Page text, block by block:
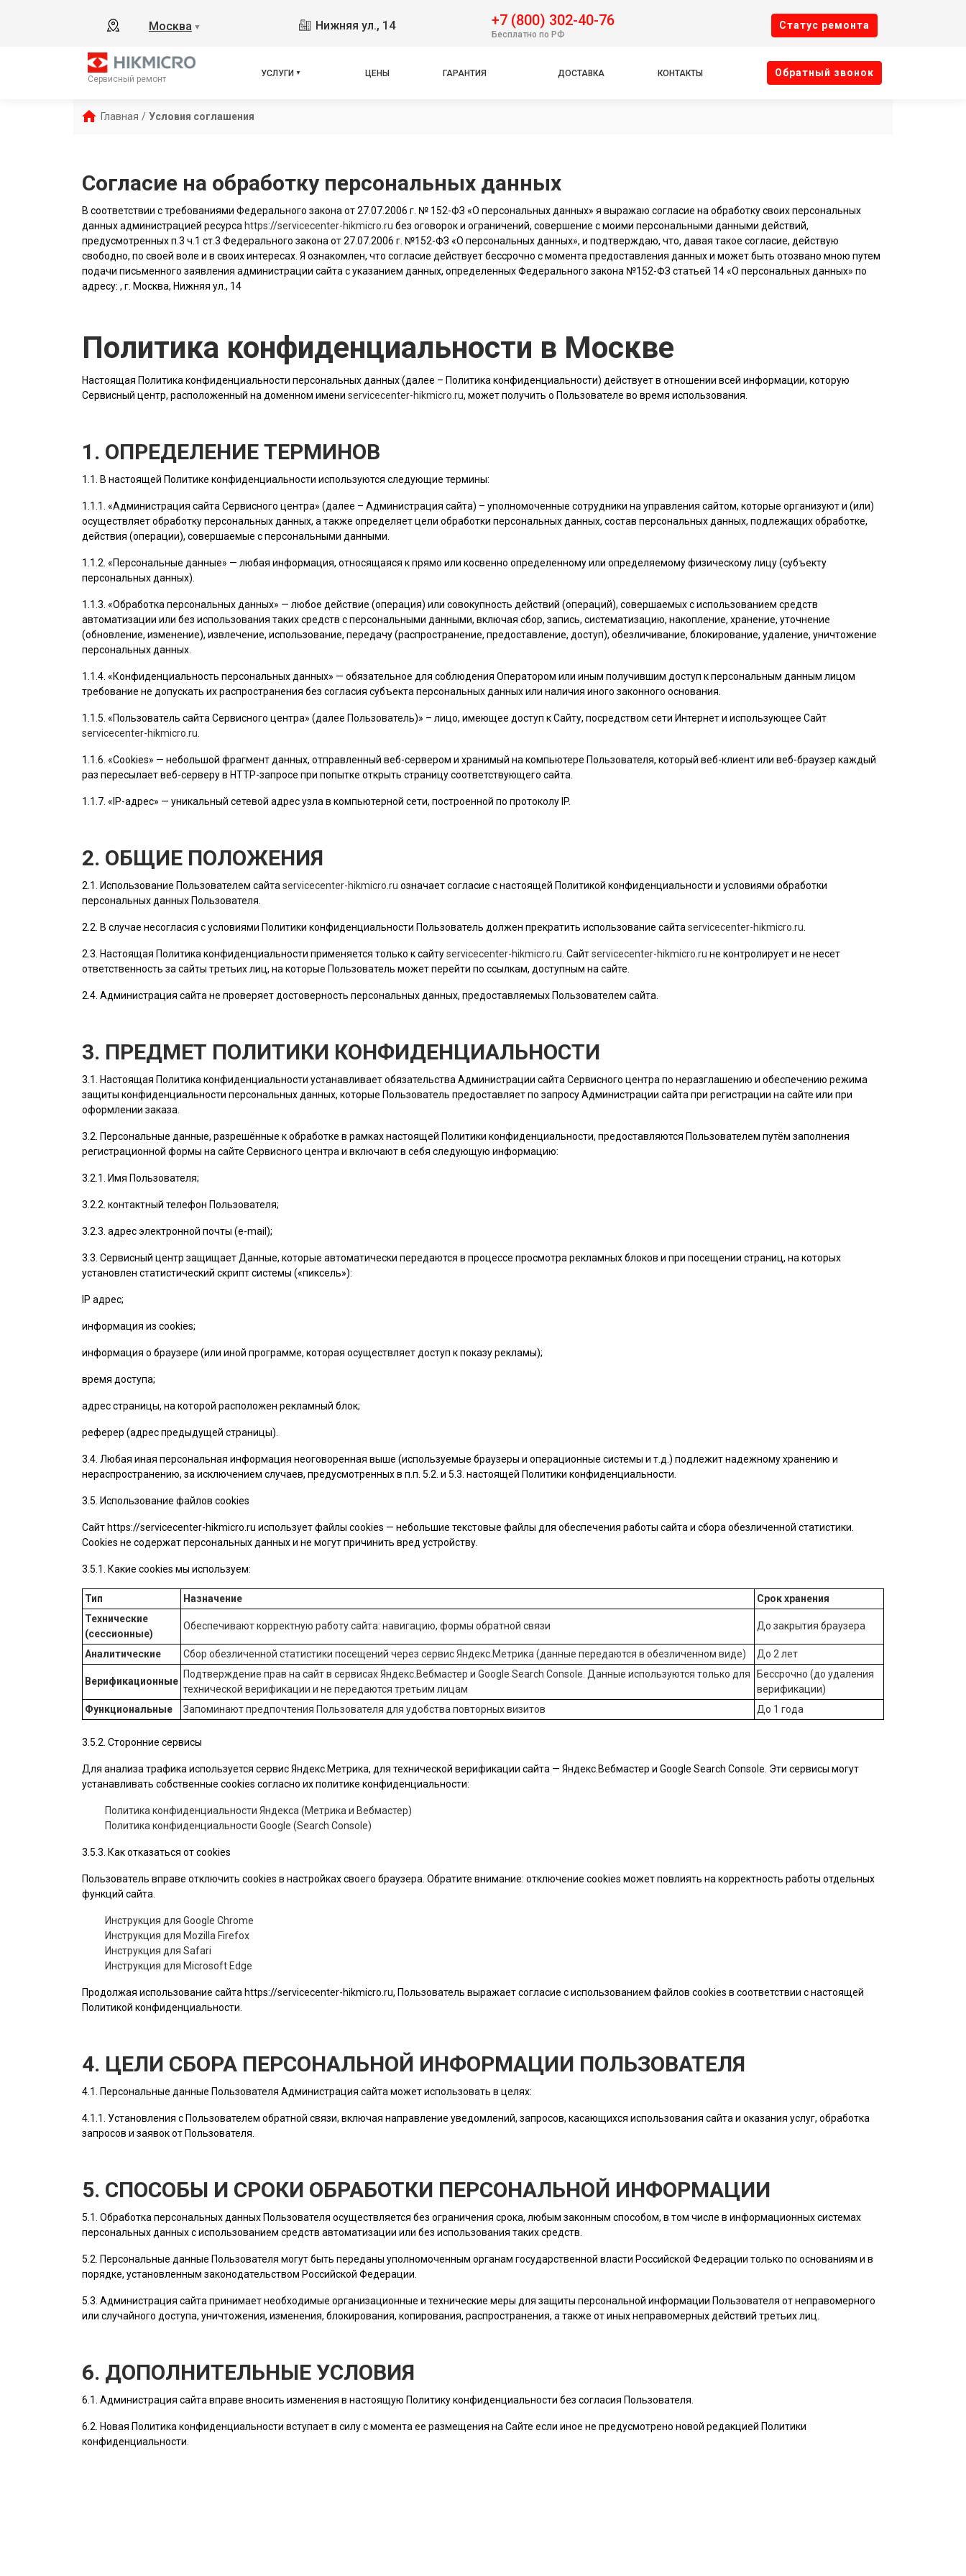
Москва ▼ Нижняя ул., 14 +7 (800) 302-40-76
Бесплатно по РФ
Cтатус ремонта
Сервисный ремонт
УСЛУГИ ЦЕНЫ ГАРАНТИЯ ДОСТАВКА КОНТАКТЫ Oбратный звонок
Главная / Условия соглашения
Согласие на обработку персональных данных
В соответствии с требованиями Федерального закона от 27.07.2006 г. № 152-ФЗ «О персональных данных» я выражаю согласие на обработку своих персональных
данных администрацией ресурса https://servicecenter-hikmicro.ru без оговорок и ограничений, совершение с моими персональными данными действий,
предусмотренных п.3 ч.1 ст.3 Федерального закона от 27.07.2006 г. №152-ФЗ «О персональных данных», и подтверждаю, что, давая такое согласие, действую
свободно, по своей воле и в своих интересах. Я ознакомлен, что согласие действует бессрочно с момента предоставления данных и может быть отозвано мною путем
подачи письменного заявления администрации сайта с указанием данных, определенных Федерального закона №152-ФЗ статьей 14 «О персональных данных» по
адресу: , г. Москва, Нижняя ул., 14
Политика конфиденциальности в Москве
Настоящая Политика конфиденциальности персональных данных (далее – Политика конфиденциальности) действует в отношении всей информации, которую
Сервисный центр, расположенный на доменном имени servicecenter-hikmicro.ru, может получить о Пользователе во время использования.
1. ОПРЕДЕЛЕНИЕ ТЕРМИНОВ
1.1. В настоящей Политике конфиденциальности используются следующие термины:
1.1.1. «Администрация сайта Сервисного центра» (далее – Администрация сайта) – уполномоченные сотрудники на управления сайтом, которые организуют и (или)
осуществляет обработку персональных данных, а также определяет цели обработки персональных данных, состав персональных данных, подлежащих обработке,
действия (операции), совершаемые с персональными данными.
1.1.2. «Персональные данные» — любая информация, относящаяся к прямо или косвенно определенному или определяемому физическому лицу (субъекту
персональных данных).
1.1.3. «Обработка персональных данных» — любое действие (операция) или совокупность действий (операций), совершаемых с использованием средств
автоматизации или без использования таких средств с персональными данными, включая сбор, запись, систематизацию, накопление, хранение, уточнение
(обновление, изменение), извлечение, использование, передачу (распространение, предоставление, доступ), обезличивание, блокирование, удаление, уничтожение
персональных данных.
1.1.4. «Конфиденциальность персональных данных» — обязательное для соблюдения Оператором или иным получившим доступ к персональным данным лицом
требование не допускать их распространения без согласия субъекта персональных данных или наличия иного законного основания.
1.1.5. «Пользователь сайта Сервисного центра» (далее Пользователь)» – лицо, имеющее доступ к Сайту, посредством сети Интернет и использующее Сайт
servicecenter-hikmicro.ru
1.1.6. «Cookies» — небольшой фрагмент данных, отправленный веб-сервером и хранимый на компьютере Пользователя, который веб-клиент или веб-браузер каждый
раз пересылает веб-серверу в HTTP-запросе при попытке открыть страницу соответствующего сайта.
1.1.7. «IP-адрес» — уникальный сетевой адрес узла в компьютерной сети, построенной по протоколу IP.
2. ОБЩИЕ ПОЛОЖЕНИЯ
2.1. Использование Пользователем сайта servicecenter-hikmicro.ru означает согласие с настоящей Политикой конфиденциальности и условиями обработки
персональных данных Пользователя
2.2. В случае несогласия с условиями Политики конфиденциальности Пользователь должен прекратить использование сайта servicecenter-hikmicro.ru
2.3. Настоящая Политика конфиденциальности применяется только к сайтуservicecenter-hikmicro.ru . Сайтservicecenter-hikmicro.ru не контролирует и не несет
ответственность за сайты третьих лиц, на которые Пользователь может перейти по ссылкам, доступным на сайте.
2.4. Администрация сайта не проверяет достоверность персональных данных, предоставляемых Пользователем сайта.
3. ПРЕДМЕТ ПОЛИТИКИ КОНФИДЕНЦИАЛЬНОСТИ
3.1. Настоящая Политика конфиденциальности устанавливает обязательства Администрации сайта Сервисного центра по неразглашению и обеспечению режима
защиты конфиденциальности персональных данных, которые Пользователь предоставляет по запросу Администрации сайта при регистрации на сайте или при
оформлении заказа.
3.2. Персональные данные, разрешённые к обработке в рамках настоящей Политики конфиденциальности, предоставляются Пользователем путём заполнения
регистрационной формы на cайте Сервисного центра и включают в себя следующую информацию:
3.2.1. Имя Пользователя;
3.2.2. контактный телефон Пользователя;
3.2.3. адрес электронной почты (e-mail);
3.3. Сервисный центр защищает Данные, которые автоматически передаются в процессе просмотра рекламных блоков и при посещении страниц, на которых
установлен статистический скрипт системы («пиксель»):
IP адрес;
информация из cookies;
информация о браузере (или иной программе, которая осуществляет доступ к показу рекламы);
время доступа;
адрес страницы, на которой расположен рекламный блок;
реферер (адрес предыдущей страницы).
3.4. Любая иная персональная информация неоговоренная выше (используемые браузеры и операционные системы и т.д.) подлежит надежному хранению и
нераспространению, за исключением случаев, предусмотренных в п.п. 5.2. и 5.3. настоящей Политики конфиденциальности.
3.5. Использование файлов cookies
Сайт https://servicecenter-hikmicro.ru использует файлы cookies — небольшие текстовые файлы для обеспечения работы сайта и сбора обезличенной статистики.
Cookies не содержат персональных данных и не могут причинить вред устройству.
3.5.1. Какие cookies мы используем:
Тип Назначение
Срок хранения
Технические
(сессионные)
Обеспечивают корректную работу сайта: навигацию, формы обратной связи До закрытия браузера
Аналитические Сбор обезличенной статистики посещений через сервисЯндекс.Метрика (данные передаются в обезличенном виде) До 2 лет
Верификационные
Подтверждение прав на сайт в сервисахЯндекс.Вебмастер и Google Search Console . Данные используются только для
технической верификации и не передаются третьим лицам
Бессрочно (до удаления
верификации)
Функциональные
Запоминают предпочтения Пользователя для удобства повторных визитов До 1 года
3.5.2. Сторонние сервисы
Для анализа трафика используется сервис Яндекс.Метрика, для технической верификации сайта — Яндекс.Вебмастер и Google Search Console. Эти сервисы могут
устанавливать собственные cookies согласно их политике конфиденциальности:
Политика конфиденциальности Яндекса (Метрика и Вебмастер)
Политика конфиденциальности Google (Search Console)
3.5.3. Как отказаться от cookies
Пользователь вправе отключить cookies в настройках своего браузера. Обратите внимание: отключение cookies может повлиять на корректность работы отдельных
функций сайта.
Инструкция для Google Chrome
Инструкция для Mozilla Firefox
Инструкция для Safari
Инструкция для Microsoft Edge
Продолжая использование сайта https://servicecenter-hikmicro.ru, Пользователь выражает согласие с использованием файлов cookies в соответствии с настоящей
Политикой конфиденциальности.
4. ЦЕЛИ СБОРА ПЕРСОНАЛЬНОЙ ИНФОРМАЦИИ ПОЛЬЗОВАТЕЛЯ
4.1. Персональные данные Пользователя Администрация сайта может использовать в целях:
4.1.1. Установления с Пользователем обратной связи, включая направление уведомлений, запросов, касающихся использования сайта и оказания услуг, обработка
запросов и заявок от Пользователя
5. СПОСОБЫ И СРОКИ ОБРАБОТКИ ПЕРСОНАЛЬНОЙ ИНФОРМАЦИИ
5.1. Обработка персональных данных Пользователя осуществляется без ограничения срока, любым законным способом, в том числе в информационных системах
персональных данных с использованием средств автоматизации или без использования таких средств.
5.2. Персональные данные Пользователя могут быть переданы уполномоченным органам государственной власти Российской Федерации только по основаниям и в
порядке, установленным законодательством Российской Федерации.
5.3. Администрация сайта принимает необходимые организационные и технические меры для защиты персональной информации Пользователя от неправомерного
или случайного доступа, уничтожения, изменения, блокирования, копирования, распространения, а также от иных неправомерных действий третьих лиц.
6. ДОПОЛНИТЕЛЬНЫЕ УСЛОВИЯ
6.1. Администрация сайта вправе вносить изменения в настоящую Политику конфиденциальности без согласия Пользователя
6.2. Новая Политика конфиденциальности вступает в силу с момента ее размещения на Сайте если иное не предусмотрено новой редакцией Политики
конфиденциальности.